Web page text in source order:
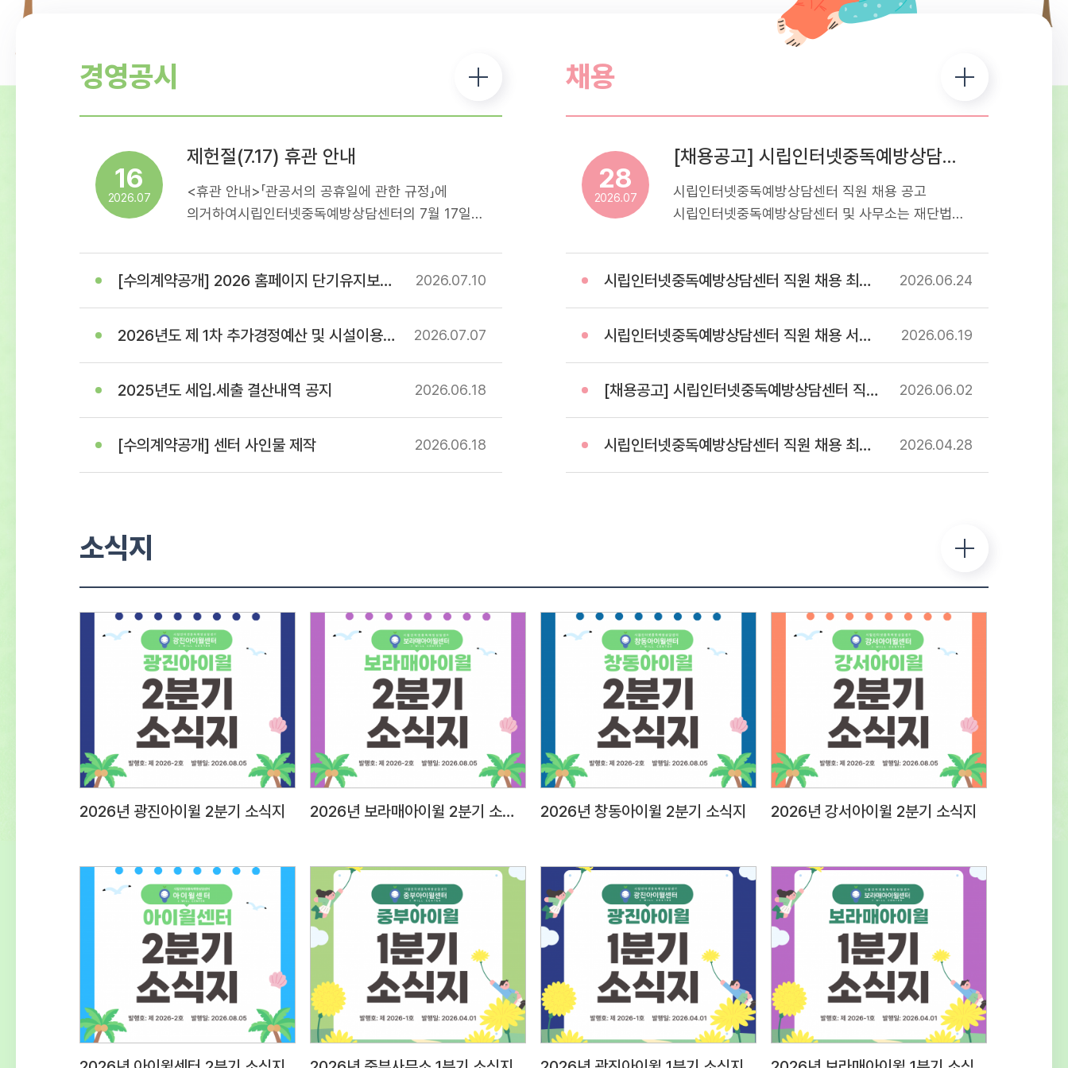
경영공시
16
2026.07
제헌절(7.17) 휴관 안내
<휴관 안내>「관공서의 공휴일에 관한 규정」에
의거하여시립인터넷중독예방상담센터의 7월 17일
이용에 착오 없으시길 바랍니다.- 휴관일정: 7월
17일(제헌절)- 휴관내용: 센터 내방 및 프로그램 이용
10
2026.07
[수의계약공개] 2026 홈페이지 단기유지보수 용역(홈페이지 이관 및 개발 작업) 계약
07
2026.07
2026년도 제 1차 추가경정예산 및 시설이용료 고시
18
2026.06
2025년도 세입.세출 결산내역 공지
18
2026.06
[수의계약공개] 센터 사인물 제작
채용
28
2026.07
[채용공고] 시립인터넷중독예방상담센터 직원 채용 공고
시립인터넷중독예방상담센터 직원 채용 공고
시립인터넷중독예방상담센터 및 사무소는 재단법인
운영하는 청소년 디지털미디어 중독 예방상담
전문기관입니다. 아동・청소년의 디지털미디어 중독
모집하오니 많은 지원 바랍니다. 1. 응시분야 및
응시자격 - 첨부파일 직원 채용 공고문 참조2.
전형방법 및 일정○ 1차 : 서류접수 – 2026년 7월
28일(화) ~ 2026년 8월 12일(수)까지 ※ 반드시
첨부되어진 양식에 기입하여 제출 서류전형 및
서류심사 합격자 발표 – 2026년 8월 14일(금) -
서류심사 합격자 센터 홈페이지 게시 및 개별
경험과 능력의 정도40지원 적합성경력사항, 교육 및
서류심사 동점자는 1. 경력이 많은 순, 2. 자격증의
급수가 높은 순으로 우선순위를 결정한다.※
면접대상자는 채용인원의 3배수로 한다.(단
접수인원 및 채용상황에 따라 조정 가능) ○ 2차 :
면접전형 – 2026년 8월 중 예정서류심사 항목평 점
요 소배 점태도 및 자세지원동기 및 예절 등의
태도20표현력질문 대응 능력 등 종합적
표현력20전문성근무경력, 자격증, 관련분야 경험
등의 전문성30사회성조직문화 적응도 및 기타
대인관계성30 3. 접수방법 및 제출서류○ 접수방법 :
E-mail 제출 1) 메일주소: admin@iwill.or.kr 2)
양식) 2) 자기소개서 1부(A4 용지 2매 이내) 3)
개인정보제공 동의서 1부(첨부양식 활용, 서명하여
스캔 후 파일첨부)※ (최종합격자 제출서류)
주민등록등본, 경력증명서, 자격증 사본, 최종학교
졸업증명서, 채용신체검사서 (채용 전) 성범죄,
아동학대 전력 조회 결과 등 추후 안내 4. 근무조건
및 근무지 응시분야근무지급여조건근무시간상담팀
팀원시립인터넷중독예방상담센터 보라매사무소
(서울시 동작구 여의대방로20길 61 슬기동 201호)
24
2026.06
시립인터넷중독예방상담센터 직원 채용 최종합격자 공고
19
2026.06
시립인터넷중독예방상담센터 직원 채용 서류심사 합격자 공고
02
2026.06
[채용공고] 시립인터넷중독예방상담센터 직원 채용 공고
28
2026.04
시립인터넷중독예방상담센터 직원 채용 최종합격자 공고
소식지
2026년 광진아이윌 2분기 소식지 2026년 보라매아이윌 2분기 소식지 2026년 창동아이윌 2분기 소식지 2026년 강서아이윌 2분기 소식지